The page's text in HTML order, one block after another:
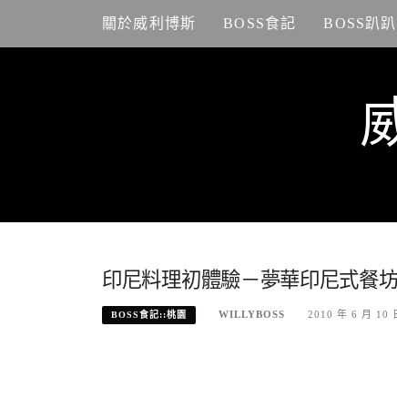
content
關於威利博斯 BOSS食記 BOSS趴
印尼料理初體驗－夢華印尼式餐
BOSS食記::桃園 WILLYBOSS 2010 年 6 月 10